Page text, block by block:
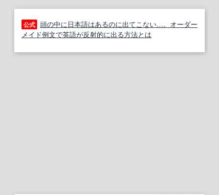
公式 頭の中に日本語はあるのに出てこない…。オーダー
メイド例文で英語が反射的に出る方法とは